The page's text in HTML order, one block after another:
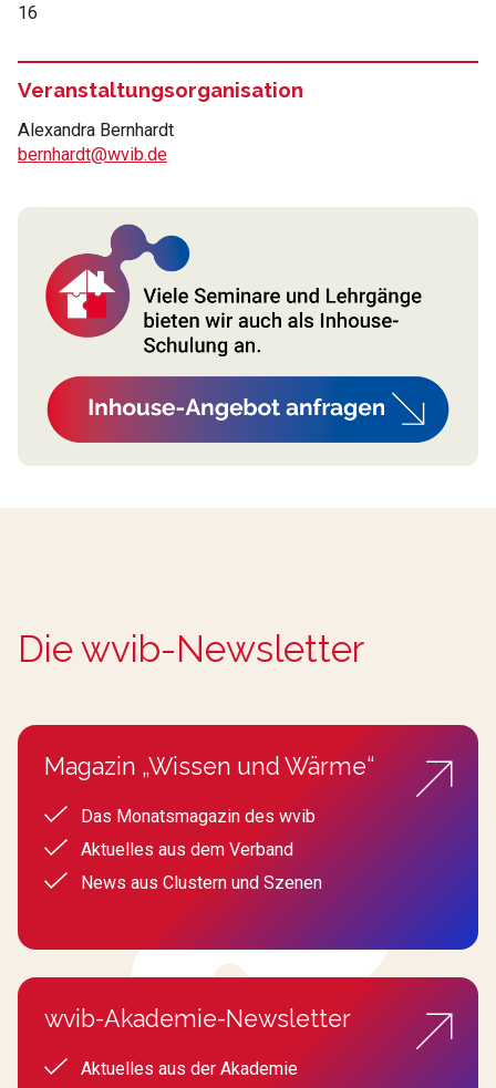
16
Veranstaltungsorganisation
Alexandra Bernhardt
bernhardt@wvib.de
Die wvib-Newsletter
Magazin „Wissen und Wärme“
Das Monatsmagazin des wvib
Aktuelles aus dem Verband
News aus Clustern und Szenen
wvib-Akademie-Newsletter
Aktuelles aus der Akademie